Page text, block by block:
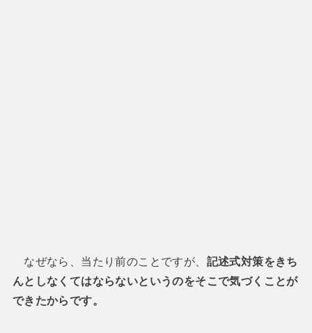
なぜなら、当たり前のことですが、 記述式対策をきち
んとしなくてはならないというのをそこで気づくことが
できたからです。